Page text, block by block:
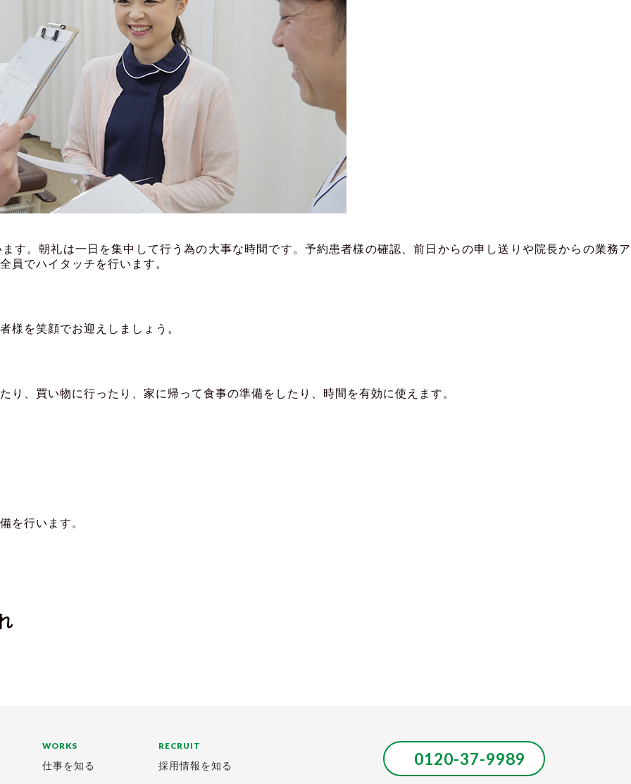
す。朝礼は一日を集中して行う為の大事な時間です。予約患者様の確認、前日からの申し送りや院長からの業務ア
員でハイタッチを行います。
様を笑顔でお迎えしましょう。
り、買い物に行ったり、家に帰って食事の準備をしたり、時間を有効に使えます。
を行います。
WORKS
仕事を知る
RECRUIT
採用情報を知る 0120-37-9989